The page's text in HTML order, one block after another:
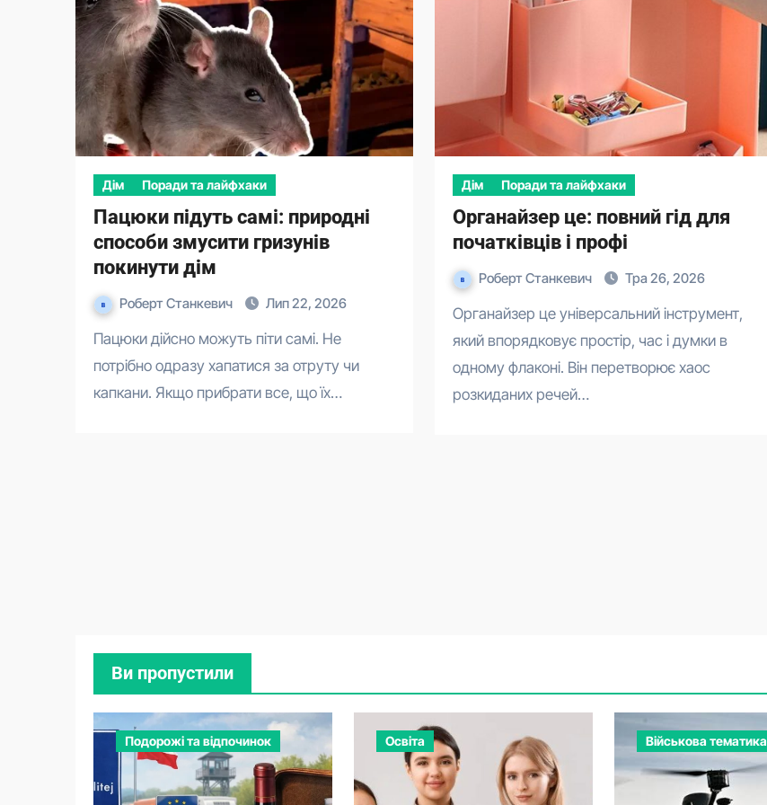
Дім Поради та лайфхаки
Пацюки підуть самі: природні
способи змусити гризунів
покинути дім
Роберт Станкевич Лип 22, 2026
Пацюки дійсно можуть піти самі. Не
потрібно одразу хапатися за отруту чи
капкани. Якщо прибрати все, що їх…
Дім Поради та лайфхаки
Органайзер це: повний гід для
початківців і профі
Роберт Станкевич Тра 26, 2026
Органайзер це універсальний інструмент,
який впорядковує простір, час і думки в
одному флаконі. Він перетворює хаос
розкиданих речей…
Ви пропустили
Подорожі та відпочинок Освіта Військова тематика